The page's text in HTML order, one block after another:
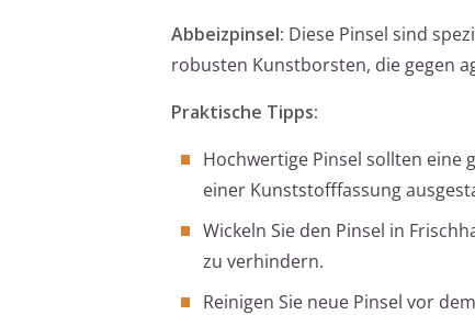
Abbeizpinsel: Diese Pinsel sind
robusten Kunstborsten, die gegen
Praktische Tipps:
Hochwertige Pinsel sollten eine
einer Kunststofffassung
Wickeln Sie den Pinsel in
zu verhindern.
Reinigen Sie neue Pinsel vor